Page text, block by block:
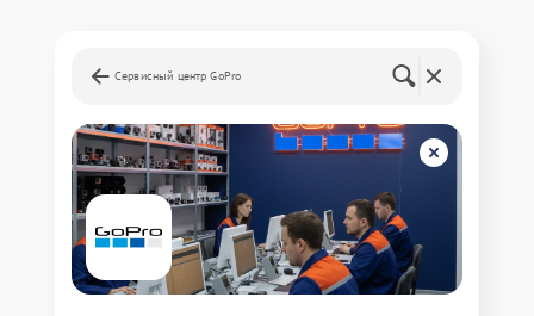
Сервисный центр GoPro